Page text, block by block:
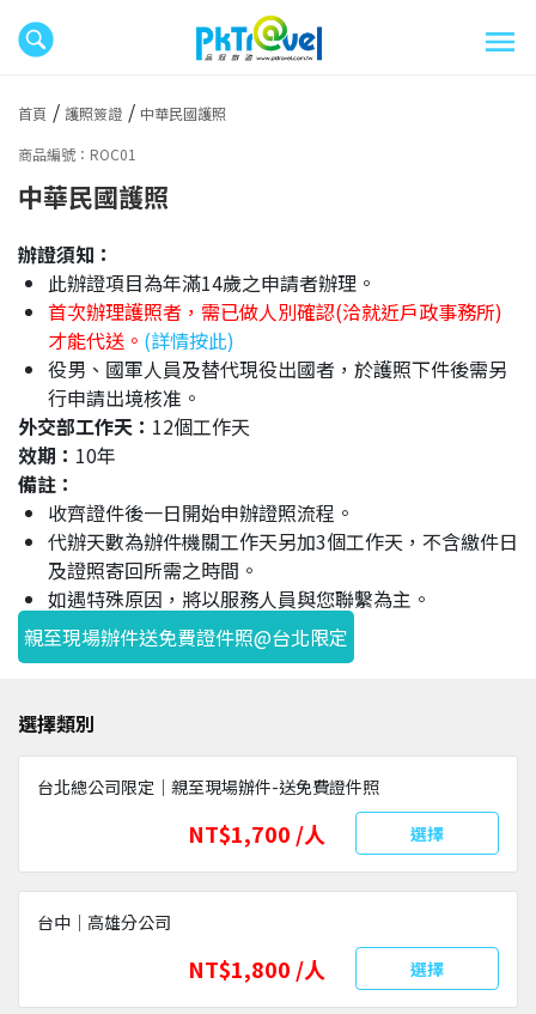
首頁 護照簽證
中華民國護照
商品編號：ROC01
中華民國護照
辦證須知：
此辦證項目為年滿14歲之申請者辦理。
首次辦理護照者，需已做人別確認(洽就近戶政事務所)
才能代送。 (詳情按此)
役男、國軍人員及替代現役出國者，於護照下件後需另
行申請出境核准。
外交部工作天： 12個工作天
效期： 10年
備註：
收齊證件後一日開始申辦證照流程。
代辦天數為辦件機關工作天另加3個工作天，不含繳件日
及證照寄回所需之時間。
如遇特殊原因，將以服務人員與您聯繫為主。
親至現場辦件送免費證件照@台北限定
選擇類別
台北總公司限定｜親至現場辦件-送免費證件照
NT$1,700 /人 選擇
台中｜高雄分公司
NT$1,800 /人 選擇